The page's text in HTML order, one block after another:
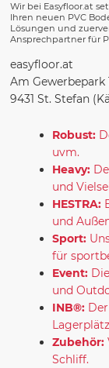
Wir bei Easyfloor.at
Ihren neuen PVC
Lösungen und
Ansprechpartner für
easyfloor.at
Am Gewerbepark
9431 St. Stefan
Robust:
uvm.
Heavy:
und
HESTRA:
und
Sport:
für
Event:
und
INB®:
Zubehör:
Schliff.